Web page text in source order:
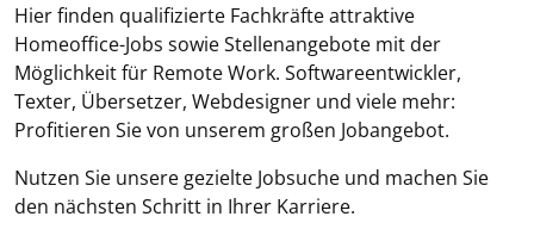
Hier finden qualifizierte Fachkräfte attraktive
Homeoffice-Jobs sowie Stellenangebote mit der
Möglichkeit für Remote Work. Softwareentwickler,
Texter, Übersetzer, Webdesigner und viele mehr:
Profitieren Sie von unserem großen Jobangebot.
Nutzen Sie unsere gezielte Jobsuche und machen Sie
den nächsten Schritt in Ihrer Karriere.